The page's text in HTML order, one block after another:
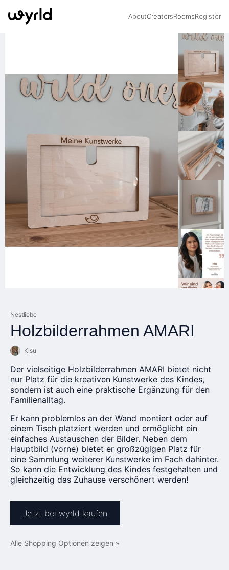
AboutCreatorsRoomsRegister
Nestliebe
Holzbilderrahmen AMARI
Kisu
Der vielseitige Holzbilderrahmen AMARI bietet nicht
nur Platz für die kreativen Kunstwerke des Kindes,
sondern ist auch eine praktische Ergänzung für den
Familienalltag.
Er kann problemlos an der Wand montiert oder auf
einem Tisch platziert werden und ermöglicht ein
einfaches Austauschen der Bilder. Neben dem
Hauptbild (vorne) bietet er großzügigen Platz für
eine Sammlung weiterer Kunstwerke im Fach dahinter.
So kann die Entwicklung des Kindes festgehalten und
gleichzeitig das Zuhause verschönert werden!
Jetzt bei wyrld kaufen
Alle Shopping Optionen zeigen »